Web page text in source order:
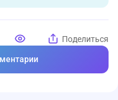
Поделиться